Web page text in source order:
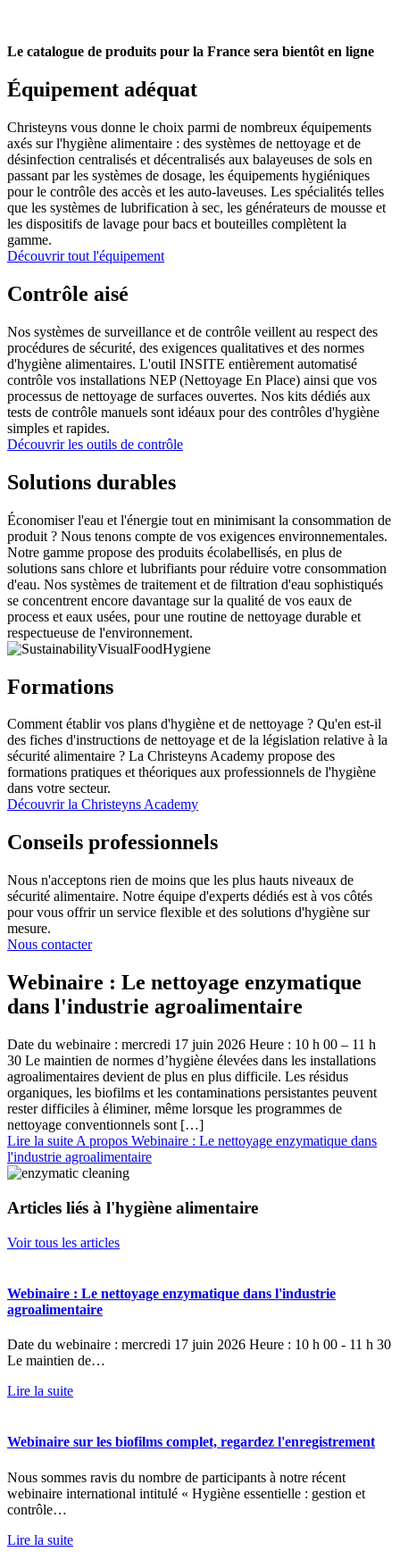
Le catalogue de produits pour la France sera bientôt en ligne
Équipement adéquat
Christeyns vous donne le choix parmi de nombreux équipements
axés sur l'hygiène alimentaire : des systèmes de nettoyage et de
désinfection centralisés et décentralisés aux balayeuses de sols en
passant par les systèmes de dosage, les équipements hygiéniques
pour le contrôle des accès et les auto-laveuses. Les spécialités telles
que les systèmes de lubrification à sec, les générateurs de mousse et
les dispositifs de lavage pour bacs et bouteilles complètent la
gamme.
Découvrir tout l'équipement
Contrôle aisé
Nos systèmes de surveillance et de contrôle veillent au respect des
procédures de sécurité, des exigences qualitatives et des normes
d'hygiène alimentaires. L'outil INSITE entièrement automatisé
contrôle vos installations NEP (Nettoyage En Place) ainsi que vos
processus de nettoyage de surfaces ouvertes. Nos kits dédiés aux
tests de contrôle manuels sont idéaux pour des contrôles d'hygiène
simples et rapides.
Découvrir les outils de contrôle
Solutions durables
Économiser l'eau et l'énergie tout en minimisant la consommation de
produit ? Nous tenons compte de vos exigences environnementales.
Notre gamme propose des produits écolabellisés, en plus de
solutions sans chlore et lubrifiants pour réduire votre consommation
d'eau. Nos systèmes de traitement et de filtration d'eau sophistiqués
se concentrent encore davantage sur la qualité de vos eaux de
process et eaux usées, pour une routine de nettoyage durable et
respectueuse de l'environnement.
Formations
Comment établir vos plans d'hygiène et de nettoyage ? Qu'en est-il
des fiches d'instructions de nettoyage et de la législation relative à la
sécurité alimentaire ? La Christeyns Academy propose des
formations pratiques et théoriques aux professionnels de l'hygiène
dans votre secteur.
Découvrir la Christeyns Academy
Conseils professionnels
Nous n'acceptons rien de moins que les plus hauts niveaux de
sécurité alimentaire. Notre équipe d'experts dédiés est à vos côtés
pour vous offrir un service flexible et des solutions d'hygiène sur
mesure.
Nous contacter
Webinaire : Le nettoyage enzymatique
dans l'industrie agroalimentaire
Date du webinaire : mercredi 17 juin 2026 Heure : 10 h 00 – 11 h
30 Le maintien de normes d’hygiène élevées dans les installations
agroalimentaires devient de plus en plus difficile. Les résidus
organiques, les biofilms et les contaminations persistantes peuvent
rester difficiles à éliminer, même lorsque les programmes de
nettoyage conventionnels sont […]
Lire la suite A propos Webinaire : Le nettoyage enzymatique dans
l'industrie agroalimentaire
Articles liés à l'hygiène alimentaire
Voir tous les articles
Webinaire : Le nettoyage enzymatique dans l'industrie
agroalimentaire
Date du webinaire : mercredi 17 juin 2026 Heure : 10 h 00 - 11 h 30
Le maintien de…
Lire la suite
Webinaire sur les biofilms complet, regardez l'enregistrement
Nous sommes ravis du nombre de participants à notre récent
webinaire international intitulé « Hygiène essentielle : gestion et
contrôle…
Lire la suite